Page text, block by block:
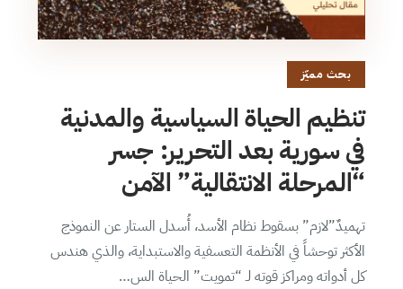
بحث مميّز
تنظيم الحياة السياسية والمدنية
في سورية بعد التحرير: جسر
“المرحلة الانتقالية” الآمن
تهميدٌ”لازم” بسقوط نظام الأسد، أُسدل الستار عن النموذج
الأكثر توحشاً في الأنظمة التعسفية والاستبداية، والذي هندس
كل أدواته ومراكز قوته لـ “تمويت” الحياة الس…